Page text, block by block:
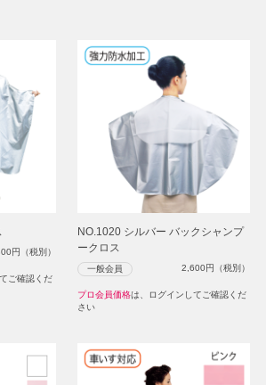
円（税別）
ご確認くだ
NO.1020 シルバー バックシャンプ
ークロス
一般会員 2,600円（税別）
プロ会員価格は、ログインしてご確認くだ
さい